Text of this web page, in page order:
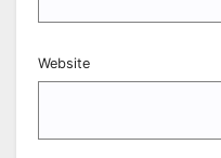
Website